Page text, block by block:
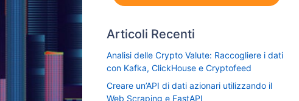
Articoli Recenti
Analisi delle Crypto Valute: Raccogliere i dati
con Kafka, ClickHouse e Cryptofeed
Creare un’API di dati azionari utilizzando il
Web Scraping e FastAPI